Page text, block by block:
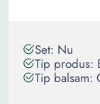
Set: Nu
Tip produs:
Tip balsam: